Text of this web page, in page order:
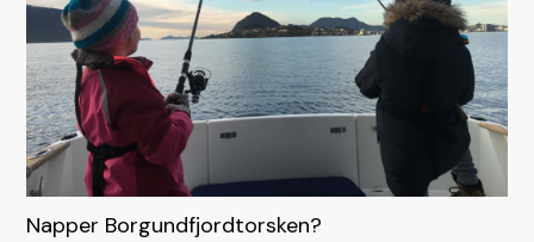
Napper Borgundfjordtorsken?